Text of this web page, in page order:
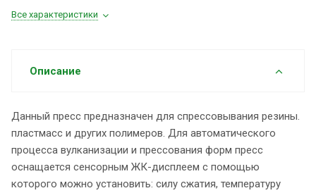
Все характеристики
Описание
Данный пресс предназначен для спрессовывания резины.
пластмасс и других полимеров. Для автоматического
процесса вулканизации и прессования форм пресс
оснащается сенсорным ЖК-дисплеем с помощью
которого можно установить: силу сжатия, температуру